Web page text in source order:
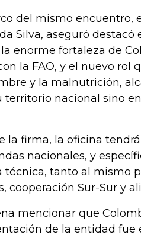
del mismo encuentro,
Silva, aseguró
enorme fortaleza de
la FAO, y el nuevo rol
y la malnutrición,
territorio nacional sino
la firma, la oficina
nacionales, y
técnica, tanto al mismo
cooperación Sur-Sur y
mencionar que
de la entidad fue